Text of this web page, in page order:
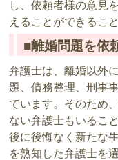
し、依頼者様の意見
えることができるこ
■離婚問題を依
弁護士は、離婚以外
題、債務整理、刑事
ています。そのため
ない弁護士もいるこ
後に後悔なく新たな
を熟知した弁護士を